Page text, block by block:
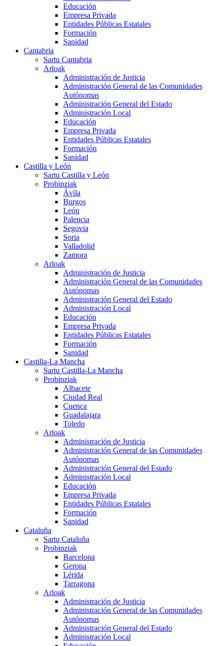
Educación
Empresa Privada
Entidades Públicas Estatales
Formación
Sanidad
Cantabria
Sartu Cantabria
Arloak
Administración de Justicia
Administración General de las Comunidades
Autónomas
Administración General del Estado
Administración Local
Educación
Empresa Privada
Entidades Públicas Estatales
Formación
Sanidad
Castilla y León
Sartu Castilla y León
Probinziak
Ávila
Burgos
León
Palencia
Segovia
Soria
Valladolid
Zamora
Arloak
Administración de Justicia
Administración General de las Comunidades
Autónomas
Administración General del Estado
Administración Local
Educación
Empresa Privada
Entidades Públicas Estatales
Formación
Sanidad
Castilla-La Mancha
Sartu Castilla-La Mancha
Probinziak
Albacete
Ciudad Real
Cuenca
Guadalajara
Toledo
Arloak
Administración de Justicia
Administración General de las Comunidades
Autónomas
Administración General del Estado
Administración Local
Educación
Empresa Privada
Entidades Públicas Estatales
Formación
Sanidad
Cataluña
Sartu Cataluña
Probinziak
Barcelona
Gerona
Lérida
Tarragona
Arloak
Administración de Justicia
Administración General de las Comunidades
Autónomas
Administración General del Estado
Administración Local